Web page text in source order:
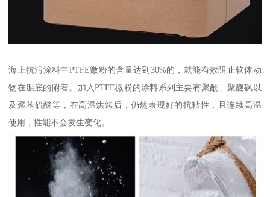
海上抗污涂料中PTFE微粉的含量达到30%的，就能有效阻止软体动
物在船底的附着。加入PTFE微粉的涂料系列主要有聚酰、聚醚砜以
及聚苯硫醚等，在高温烘烤后，仍然表现好的抗粘性，且连续高温
使用，性能不会发生变化。